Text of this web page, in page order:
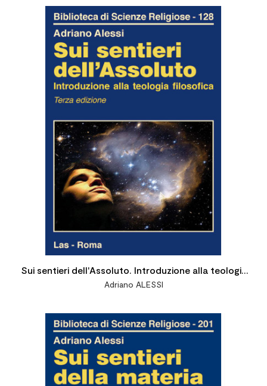
Sui sentieri dell'Assoluto. Introduzione alla teologia
filosofica
Adriano ALESSI